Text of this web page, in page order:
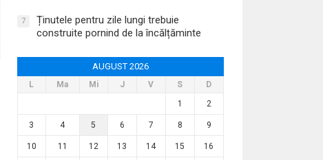
7
Ținutele pentru zile lungi trebuie
construite pornind de la încălțăminte
AUGUST 2026
L Ma Mi J V S
D
1
2
3 4 5 6 7 8 9
10 11 12 13 14 15 16